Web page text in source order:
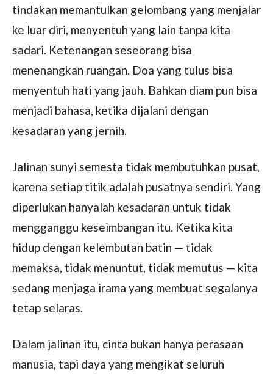
tindakan memantulkan gelombang yang menjalar
ke luar diri, menyentuh yang lain tanpa kita
sadari. Ketenangan seseorang bisa
menenangkan ruangan. Doa yang tulus bisa
menyentuh hati yang jauh. Bahkan diam pun bisa
menjadi bahasa, ketika dijalani dengan
kesadaran yang jernih.
Jalinan sunyi semesta tidak membutuhkan pusat,
karena setiap titik adalah pusatnya sendiri. Yang
diperlukan hanyalah kesadaran untuk tidak
mengganggu keseimbangan itu. Ketika kita
hidup dengan kelembutan batin — tidak
memaksa, tidak menuntut, tidak memutus — kita
sedang menjaga irama yang membuat segalanya
tetap selaras.
Dalam jalinan itu, cinta bukan hanya perasaan
manusia, tapi daya yang mengikat seluruh